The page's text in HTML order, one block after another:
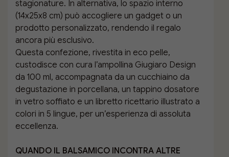
stagionature. In alternativa, lo spazio interno
(14x25x8 cm) può accogliere un gadget o un
prodotto personalizzato, rendendo il regalo
ancora più esclusivo.
Questa confezione, rivestita in eco pelle,
custodisce con cura l’ampollina Giugiaro Design
da 100 ml, accompagnata da un cucchiaino da
degustazione in porcellana, un tappino dosatore
in vetro soffiato e un libretto ricettario illustrato a
colori in 5 lingue, per un’esperienza di assoluta
eccellenza.
QUANDO IL BALSAMICO INCONTRA ALTRE